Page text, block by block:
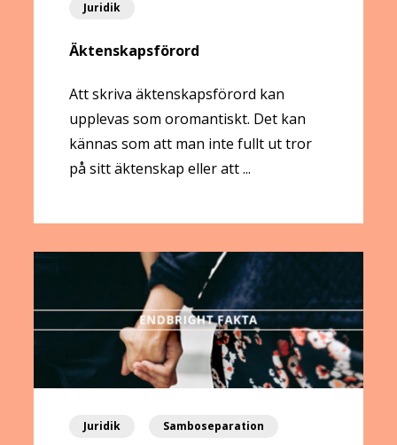
Juridik
Äktenskapsförord
Att skriva äktenskapsförord kan
upplevas som oromantiskt. Det kan
kännas som att man inte fullt ut tror
på sitt äktenskap eller att ...
Juridik Samboseparation